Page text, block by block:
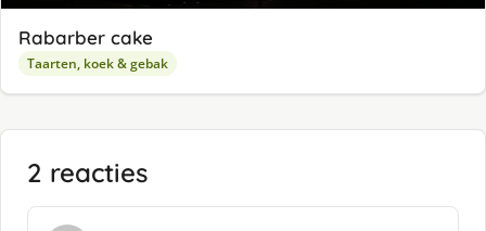
Rabarber cake
Taarten, koek & gebak
2 reacties